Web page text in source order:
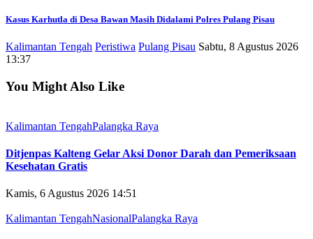
Kasus Karhutla di Desa Bawan Masih Didalami Polres Pulang Pisau
Kalimantan Tengah Peristiwa Pulang Pisau Sabtu, 8 Agustus 2026
13:37
You Might Also Like
Kalimantan TengahPalangka Raya
Ditjenpas Kalteng Gelar Aksi Donor Darah dan Pemeriksaan
Kesehatan Gratis
Kamis, 6 Agustus 2026 14:51
Kalimantan TengahNasionalPalangka Raya